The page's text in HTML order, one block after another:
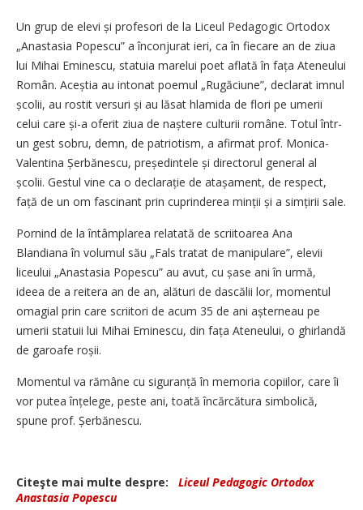
Un grup de elevi și profesori de la Liceul Pedagogic Ortodox
„Anastasia Popescu” a înconjurat ieri, ca în fiecare an de ziua
lui Mihai Eminescu, statuia marelui poet aflată în fața Ateneului
Român. Aceștia au intonat poemul „Rugăciune”, declarat imnul
școlii, au rostit versuri și au lăsat hlamida de flori pe umerii
celui care și-a oferit ziua de naștere culturii române. Totul într-
un gest sobru, demn, de patriotism, a afirmat prof. Monica-
Valentina Șerbănescu, președintele și directorul general al
școlii. Gestul vine ca o declarație de atașa­ment, de respect,
față de un om fascinant prin cuprinderea minții și a simțirii sale.
Pornind de la întâmplarea relatată de scriitoarea Ana
Blandiana în volumul său „Fals tratat de manipulare”, elevii
liceului „Anastasia Popescu” au avut, cu șase ani în urmă,
ideea de a reitera an de an, alături de dascălii lor, momentul
omagial prin care scriitori de acum 35 de ani așterneau pe
umerii statuii lui Mihai Eminescu, din fața Ateneului, o ghirlandă
de garoafe roșii.
Momentul va rămâne cu siguranță în memoria copiilor, care îi
vor putea înțelege, peste ani, toată încărcătura simbolică,
spune prof. Șerbănescu.
Citeşte mai multe despre:
Liceul Pedagogic Ortodox
Anastasia Popescu